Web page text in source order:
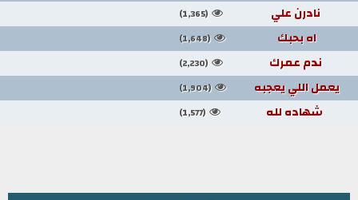
نادرن علي (1,365)
اه بحبك (1,648)
ندم عمرك (2,230)
يعمل اللي يعجبه (1,904)
شهاده لله (1,577)